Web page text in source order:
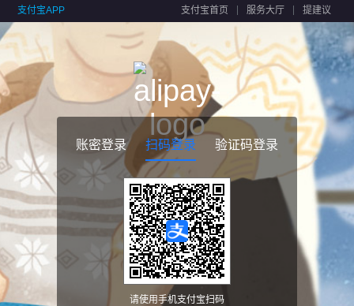
支付宝APP 支付宝首页 服务大厅 提建议
账密登录 扫码登录 验证码登录
请使用手机支付宝扫码